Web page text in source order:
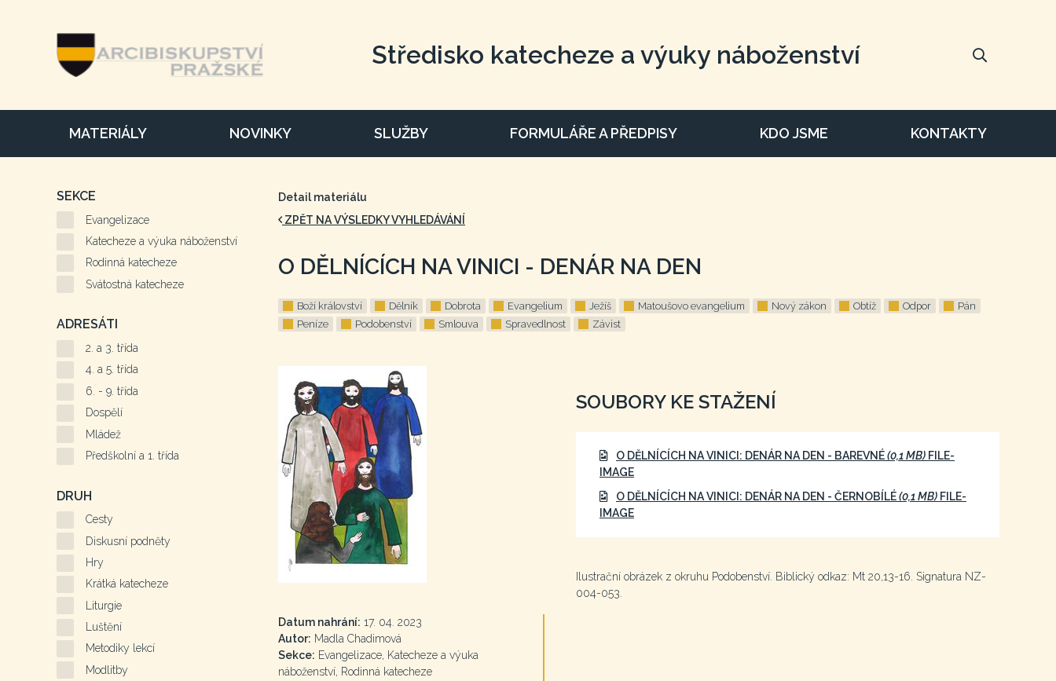
Středisko katecheze a výuky náboženství
MATERIÁLY NOVINKY SLUŽBY FORMULÁŘE A PŘEDPISY KDO JSME KONTAKTY
Detail materiálu
ZPĚT NA VÝSLEDKY VYHLEDÁVÁNÍ
O DĚLNÍCÍCH NA VINICI - DENÁR NA DEN
Boží království Dělník Dobrota Evangelium Ježíš Matoušovo evangelium Nový zákon Obtíž Odpor
Pán
Peníze
Podobenství Smlouva Spravedlnost Závist
Datum nahrání: 17. 04. 2023
Autor: Madla Chadimová
Sekce: Evangelizace, Katecheze a výuka
náboženství, Rodinná katecheze
SOUBORY KE STAŽENÍ
O DĚLNÍCÍCH NA VINICI: DENÁR NA DEN - BAREVNÉ(0,1 MB) FILE-
IMAGE
O DĚLNÍCÍCH NA VINICI: DENÁR NA DEN - ČERNOBÍLÉ(0,1 MB) FILE-
IMAGE
Ilustrační obrázek z okruhu Podobenství. Biblický odkaz: Mt 20,13-16. Signatura NZ-
004-053.
SEKCE
Evangelizace
Katecheze a výuka náboženství
Rodinná katecheze
Svátostná katecheze
ADRESÁTI
2. a 3. třída
4. a 5. třída
6. - 9. třída
Dospělí
Mládež
Předškolní a 1. třída
DRUH
Cesty
Diskusní podněty
Hry
Krátká katecheze
Liturgie
Luštění
Metodiky lekcí
Modlitby